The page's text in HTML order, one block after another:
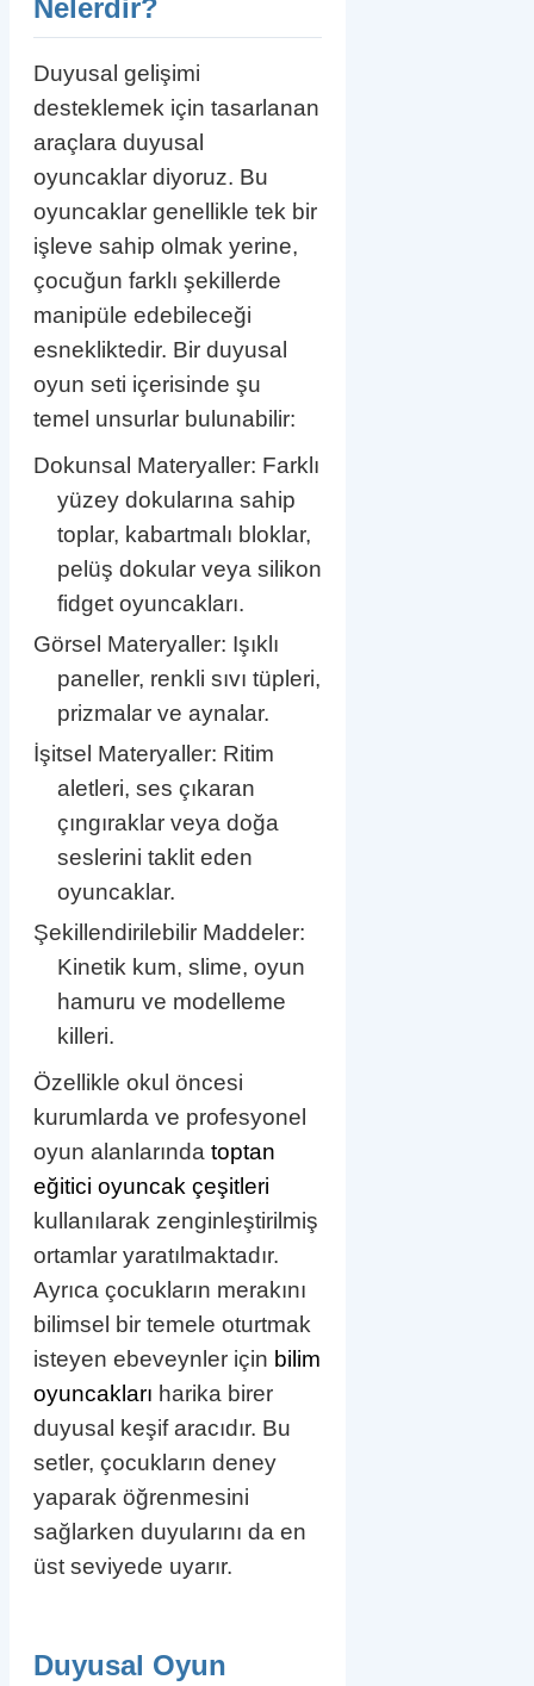
Nelerdir?
Duyusal gelişimi
desteklemek için tasarlanan
araçlara duyusal
oyuncaklar diyoruz. Bu
oyuncaklar genellikle tek bir
işleve sahip olmak yerine,
çocuğun farklı şekillerde
manipüle edebileceği
esnekliktedir. Bir duyusal
oyun seti içerisinde şu
temel unsurlar bulunabilir:
Dokunsal Materyaller: Farklı
yüzey dokularına sahip
toplar, kabartmalı bloklar,
pelüş dokular veya silikon
fidget oyuncakları.
Görsel Materyaller: Işıklı
paneller, renkli sıvı tüpleri,
prizmalar ve aynalar.
İşitsel Materyaller: Ritim
aletleri, ses çıkaran
çıngıraklar veya doğa
seslerini taklit eden
oyuncaklar.
Şekillendirilebilir Maddeler:
Kinetik kum, slime, oyun
hamuru ve modelleme
killeri.
Özellikle okul öncesi
kurumlarda ve profesyonel
oyun alanlarında toptan
eğitici oyuncak çeşitleri
kullanılarak zenginleştirilmiş
ortamlar yaratılmaktadır.
Ayrıca çocukların merakını
bilimsel bir temele oturtmak
isteyen ebeveynler için bilim
oyuncakları harika birer
duyusal keşif aracıdır. Bu
setler, çocukların deney
yaparak öğrenmesini
sağlarken duyularını da en
üst seviyede uyarır.
Duyusal Oyun